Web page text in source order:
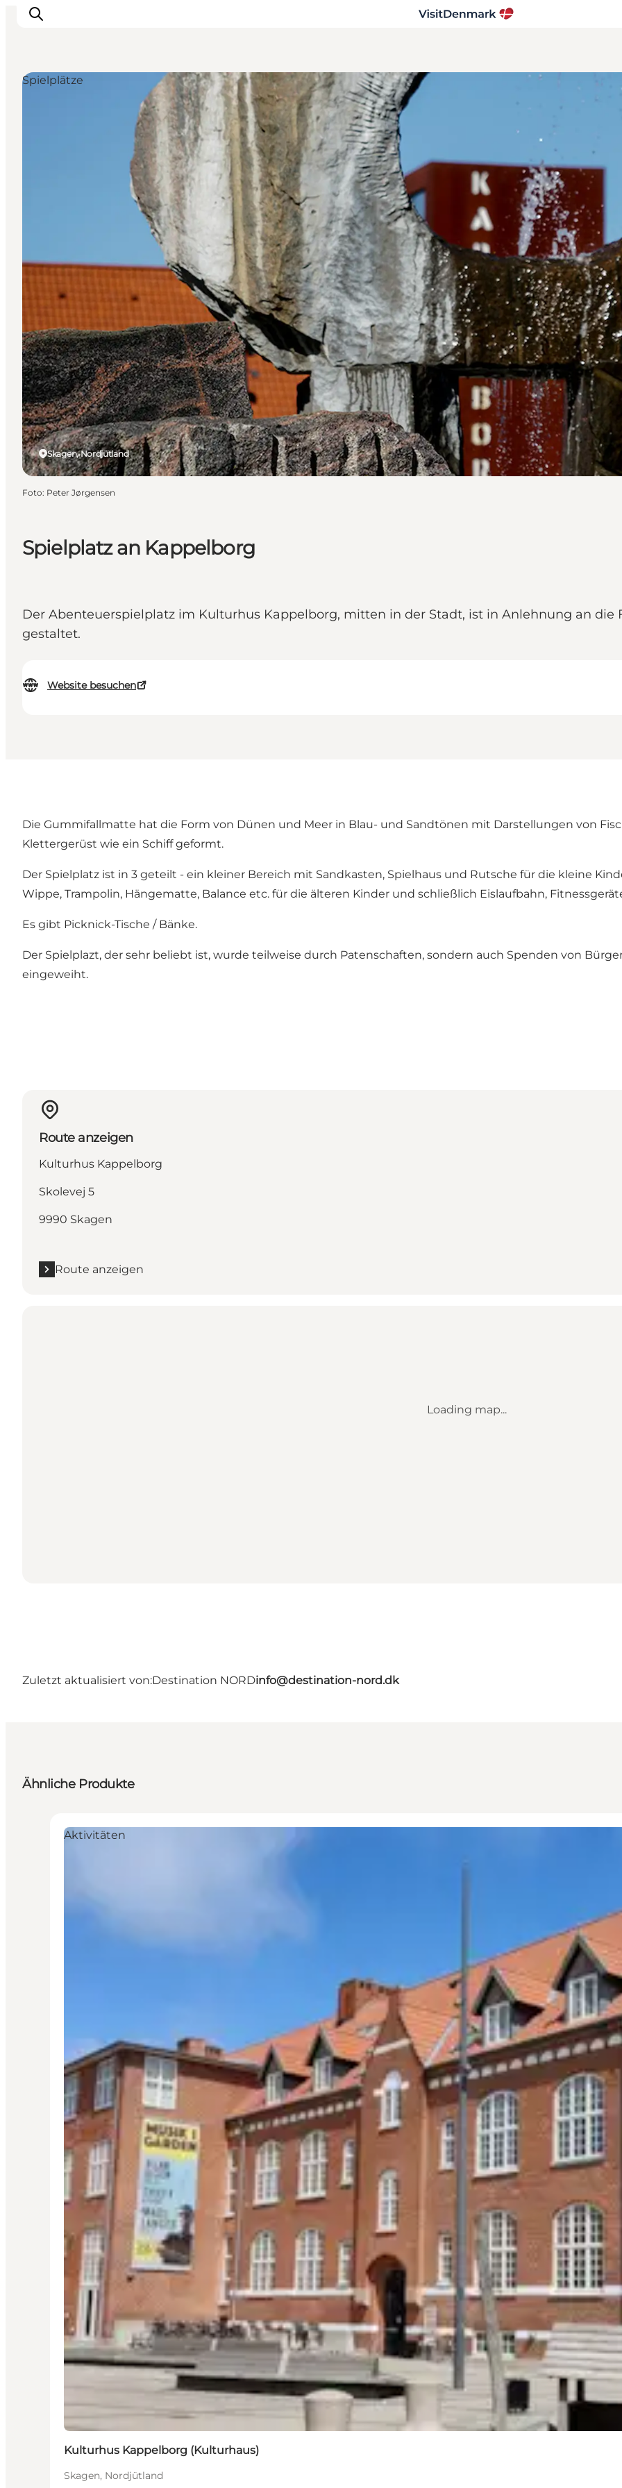
Spielplatz an Kappelborg
Der Abenteuerspielplatz im Kulturhus Kappelborg, mitten in der Stadt, ist in Anlehnung an die
gestaltet.
Website besuchen
Skagen, Nordjütland
Spielplätze
Foto: Peter Jørgensen
Die Gummifallmatte hat die Form von Dünen und Meer in Blau- und Sandtönen mit Darstellungen von
Klettergerüst wie ein Schiff geformt.
Der Spielplatz ist in 3 geteilt - ein kleiner Bereich mit Sandkasten, Spielhaus und Rutsche für die kleine
Wippe, Trampolin, Hängematte, Balance etc. für die älteren Kinder und schließlich Eislaufbahn,
Es gibt Picknick-Tische / Bänke.
Der Spielplazt, der sehr beliebt ist, wurde teilweise durch Patenschaften, sondern auch Spenden von
eingeweiht.
Route anzeigen
Kulturhus Kappelborg
Skolevej 5
9990 Skagen
Route anzeigen
Loading map...
Zuletzt aktualisiert von:Destination NORDinfo@destination-nord.dk
Ähnliche Produkte
Aktivitäten
Kulturhus Kappelborg (Kulturhaus)
Skagen, Nordjütland